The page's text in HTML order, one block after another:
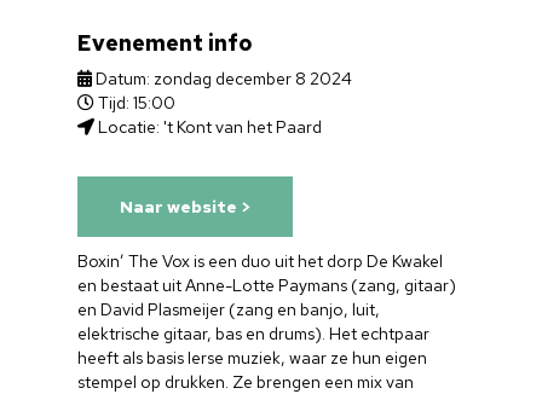
Boxin’ The Vox is een duo uit het dorp De Kwakel
en bestaat uit Anne-Lotte Paymans (zang, gitaar)
en David Plasmeijer (zang en banjo, luit,
elektrische gitaar, bas en drums). Het echtpaar
heeft als basis Ierse muziek, waar ze hun eigen
stempel op drukken. Ze brengen een mix van
Evenement info
Datum: zondag december 8 2024
Tijd: 15:00
Locatie: 't Kont van het Paard
Naar website >